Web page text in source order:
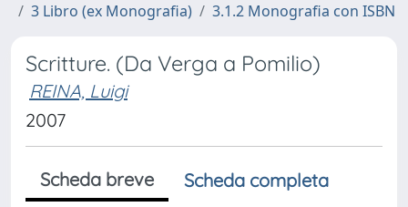
3 Libro (ex Monografia)
3.1.2 Monografia con ISBN
Scritture. (Da Verga a Pomilio)
REINA, Luigi
2007
Scheda breve
Scheda completa